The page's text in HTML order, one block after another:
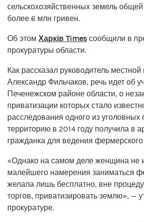
сельскохозяйственных земель
более 6 млн гривен.
Об этом Харків Times сообщили в
прокуратуры области.
Как рассказал руководитель
Александр Фильчаков, речь идет об
Печенежском районе области, о
приватизации которых стало
расследования одного из уголовных
территорию в 2014 году получила в
гражданка для ведения фермерского
«Однако на самом деле женщина не
малейшего намерения заниматься
желала лишь бесплатно, вне
торгов, приватизировать землю», —
прокуратуре.